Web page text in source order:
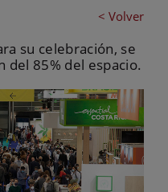
< Volver
su celebración, se
del 85% del espacio.